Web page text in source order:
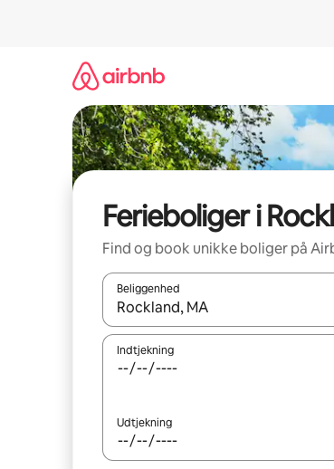
Ferieboliger i
Find og book unikke boliger på
Beliggenhed
Når resultaterne er tilgængelige,
Indtjekning
Udtjekning